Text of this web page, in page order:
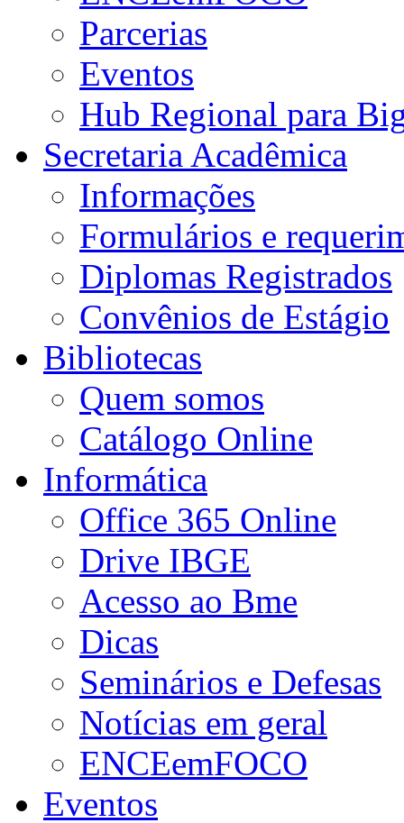
Parcerias
Eventos
Hub Regional para
Secretaria Acadêmica
Informações
Formulários e
Diplomas Registrados
Convênios de Estágio
Bibliotecas
Quem somos
Catálogo Online
Informática
Office 365 Online
Drive IBGE
Acesso ao Bme
Dicas
Seminários e Defesas
Notícias em geral
ENCEemFOCO
Eventos